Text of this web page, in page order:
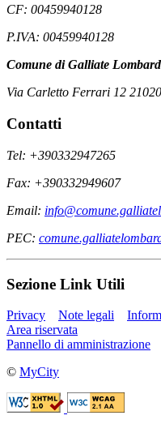
CF: 00459940128
P.IVA: 00459940128
Comune di Galliate
Via Carletto Ferrari 12
Contatti
Tel: +390332947265
Fax: +390332949607
Email:
PEC:
Sezione Link Utili
Privacy Note legali
Area riservata
Pannello di amministrazione
© MyCity